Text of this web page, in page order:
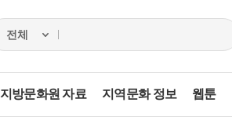
지방문화원 자료 지역문화 정보 웹툰